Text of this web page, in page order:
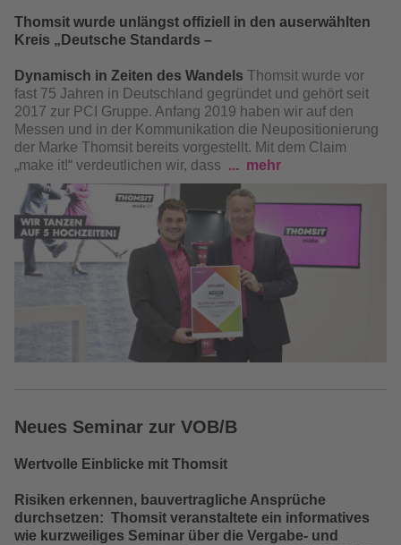
Thomsit wurde unlängst offiziell in den auserwählten
Kreis „Deutsche Standards –
Dynamisch in Zeiten des Wandels Thomsit wurde vor
fast 75 Jahren in Deutschland gegründet und gehört seit
2017 zur PCI Gruppe. Anfang 2019 haben wir auf den
Messen und in der Kommunikation die Neupositionierung
der Marke Thomsit bereits vorgestellt. Mit dem Claim
„make it!“ verdeutlichen wir, dass
mehr
Neues Seminar zur VOB/B
Wertvolle Einblicke mit Thomsit
Risiken erkennen, bauvertragliche Ansprüche
durchsetzen: Thomsit veranstaltete ein informatives
wie kurzweiliges Seminar über die Vergabe- und